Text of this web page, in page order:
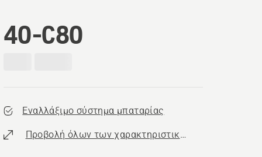
40-C80
Εναλλάξιμο σύστημα μπαταρίας
Προβολή όλων των χαρακτηριστικών